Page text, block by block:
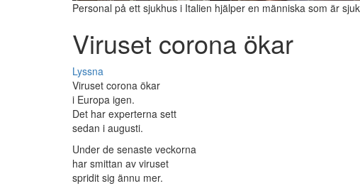
Personal på ett sjukhus i Italien hjälper en människa som är
Viruset corona ökar
Lyssna
Viruset corona ökar
i Europa igen.
Det har experterna sett
sedan i augusti.
Under de senaste veckorna
har smittan av viruset
spridit sig ännu mer.